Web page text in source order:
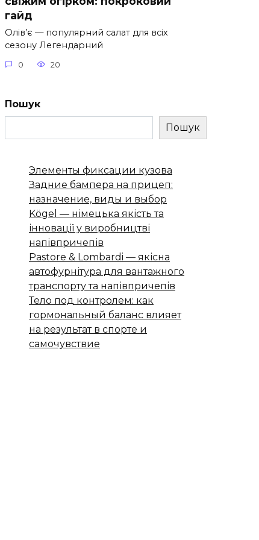
гайд
Олів’є — популярний салат для всіх
сезону Легендарний
0 20
Пошук
Пошук
Элементы фиксации кузова
Задние бампера на прицеп:
назначение, виды и выбор
Kögel — німецька якість та
інновації у виробництві
напівпричепів
Pastore & Lombardi — якісна
автофурнітура для вантажного
транспорту та напівпричепів
Тело под контролем: как
гормональный баланс влияет
на результат в спорте и
самочувствие